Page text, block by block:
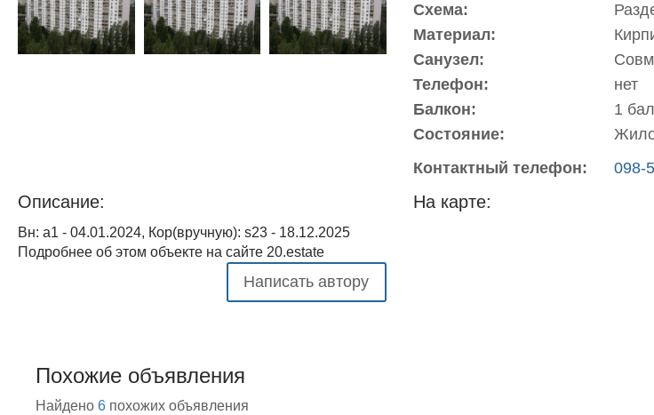
Схема:
Материал:
Санузел:
Телефон:
нет
Балкон:
1
Состояние:
Контактный телефон:
098-
Описание:
Вн: a1 - 04.01.2024, Кор(вручную): s23 - 18.12.2025
Подробнее об этом объекте на сайте 20.estate
Написать автору
На карте:
Похожие объявления
Найдено 6 похожих объявления